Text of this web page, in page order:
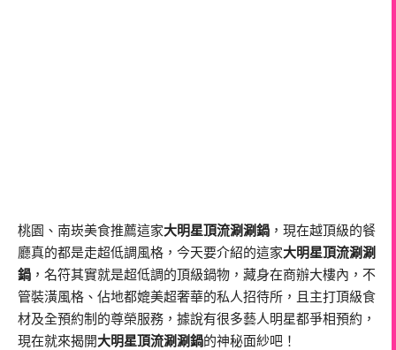
桃園、南崁美食推薦這家大明星頂流涮涮鍋 ，現在越頂級的餐
廳真的都是走超低調風格，今天要介紹的這家大明星頂流涮涮
鍋 ，名符其實就是超低調的頂級鍋物，藏身在商辦大樓內，不
管裝潢風格、佔地都媲美超奢華的私人招待所，且主打頂級食
材及全預約制的尊榮服務，據說有很多藝人明星都爭相預約，
現在就來揭開大明星頂流涮涮鍋的神秘面紗吧！